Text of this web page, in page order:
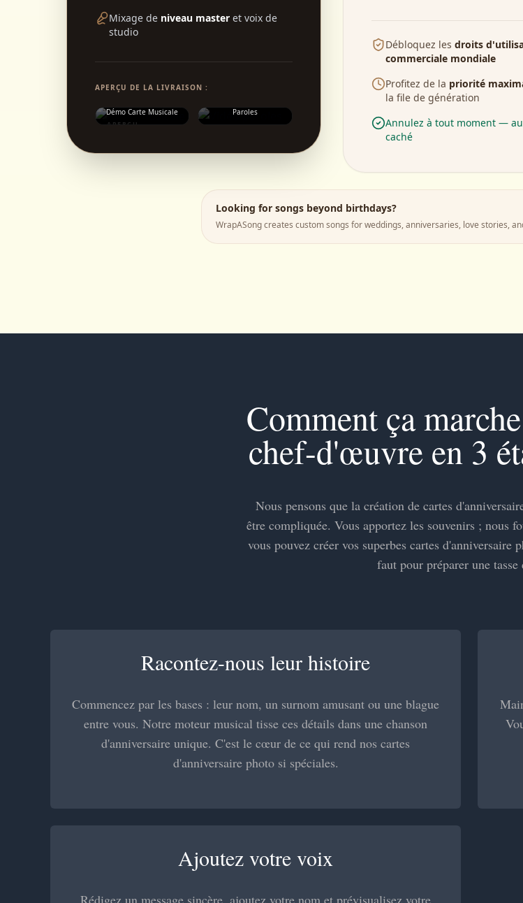
Mixage de niveau master et voix de
studio
APERÇU DE LA LIVRAISON :
APERÇU
Démo Carte Musicale
Paroles
Débloquez les droits
commerciale mondiale
Profitez de la priorité
la file de génération
Annulez à tout moment —
caché
Looking for songs beyond birthdays?
WrapASong creates custom songs for weddings, anniversaries, love stories,
Comment ça
chef-d'œuvre en 3
Nous pensons que la création de cartes
être compliquée. Vous apportez les souvenirs ; nous
vous pouvez créer vos superbes cartes d'anniversaire
faut pour préparer une tasse
Racontez-nous leur histoire
Commencez par les bases : leur nom, un surnom amusant ou une blague
entre vous. Notre moteur musical tisse ces détails dans une chanson
d'anniversaire unique. C'est le cœur de ce qui rend nos cartes
d'anniversaire photo si spéciales.
Ajoutez votre voix
Rédigez un message sincère, ajoutez votre nom et prévisualisez votre